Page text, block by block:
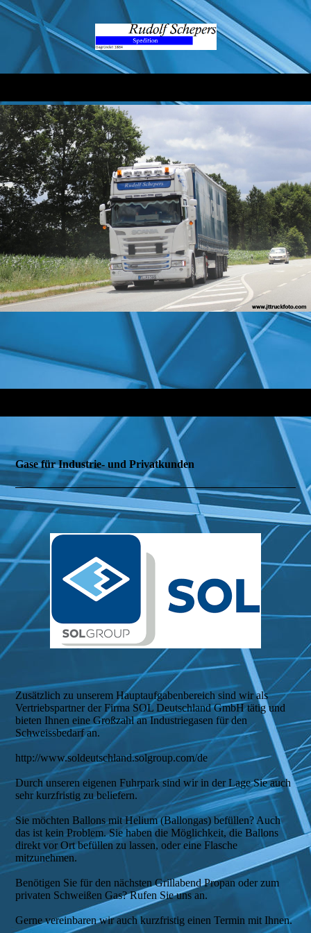
Gasefür Industrie- und Privatkunden
Zusätzlich zu unserem Hauptaufgabenbereich sind wir als
Vertriebspartner der Firma SOL Deutschland GmbH tätig und
bieten Ihnen eine Großzahl an Industriegasen für den
Schweissbedarf an.
http://www.soldeutschland.solgroup.com/de
Durch unseren eigenen Fuhrpark sind wir in der Lage Sie auch
sehr kurzfristig zu beliefern.
Sie möchten Ballons mit Helium (Ballongas) befüllen? Auch
das ist kein Problem. Sie haben die Möglichkeit, die Ballons
direkt vor Ort befüllen zu lassen, oder eine Flasche
mitzunehmen.
Benötigen Sie für den nächsten Grillabend Propan oder zum
privaten Schweißen Gas? Rufen Sie uns an.
Gerne vereinbaren wir auch kurzfristig einen Termin mit Ihnen.